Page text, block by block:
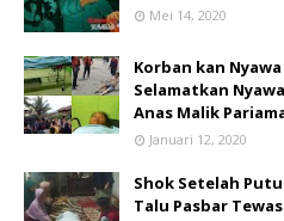
Mei 14, 2020
Korban kan
Selamatkan
Anas Malik
Januari 12, 2020
Shok Setelah
Talu Pasbar